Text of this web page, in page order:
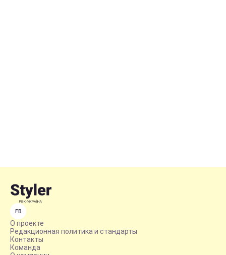
FB
О проекте
Редакционная политика и стандарты
Контакты
Команда